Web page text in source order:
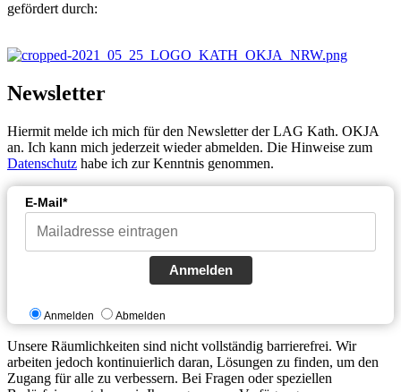
gefördert durch:
Newsletter
Hiermit melde ich mich für den Newsletter der LAG Kath. OKJA
an. Ich kann mich jederzeit wieder abmelden. Die Hinweise zum
Datenschutz habe ich zur Kenntnis genommen.
E-Mail*
Anmelden
Anmelden Abmelden
Unsere Räumlichkeiten sind nicht vollständig barrierefrei. Wir
arbeiten jedoch kontinuierlich daran, Lösungen zu finden, um den
Zugang für alle zu verbessern. Bei Fragen oder speziellen